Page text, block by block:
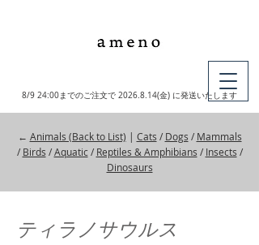
8/9 24:00までのご注文で 2026.8.14(金) に発送いたします
← Animals (Back to List) | Cats / Dogs / Mammals
/ Birds /Aquatic/ Reptiles & Amphibians / Insects /
Dinosaurs
ティラノサウルス